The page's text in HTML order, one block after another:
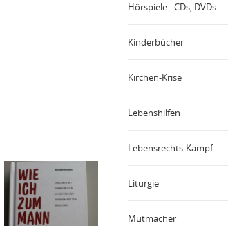
Hörspiele - CDs, DVDs
Kinderbücher
Kirchen-Krise
Lebenshilfen
Lebensrechts-Kampf
Liturgie
Mutmacher